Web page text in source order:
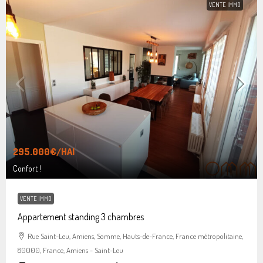
VENTE IMMO
295.000€/HAI
Confort !
VENTE IMMO
Appartement standing 3 chambres
Rue Saint-Leu, Amiens, Somme, Hauts-de-France, France métropolitaine,
80000, France, Amiens - Saint-Leu